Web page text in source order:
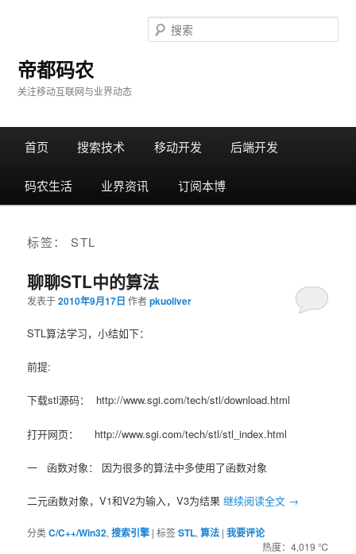
帝都码农
关注移动互联网与业界动态
索
跳
转
文
跳
转
栏
首页 搜索技术 移动开发 后端开发
码农生活 业界资讯 订阅本博
标签：STL
聊聊STL中的算法
发表于2010年9月17日 作者pkuoliver
STL算法学习，小结如下：
前提:
下载stl源码： http://www.sgi.com/tech/stl/download.html
打开网页： http://www.sgi.com/tech/stl/stl_index.html
一 函数对象： 因为很多的算法中多使用了函数对象
二元函数对象，V1和V2为输入，V3为结果继续阅读全文 →
分类C/C++/Win32,搜索引擎 |标签STL,算法 |我要评论
热度：4,019 ℃